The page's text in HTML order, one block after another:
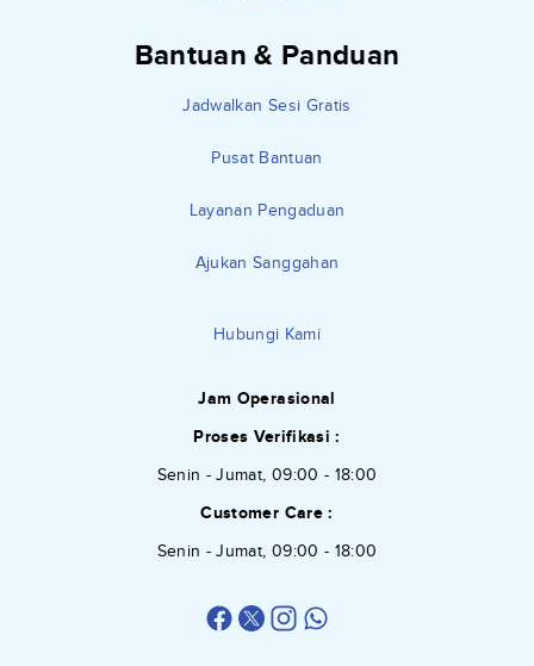
Bantuan & Panduan
Jadwalkan Sesi Gratis
Pusat Bantuan
Layanan Pengaduan
Ajukan Sanggahan
Hubungi Kami
Jam Operasional
Proses Verifikasi :
Senin - Jumat, 09:00 - 18:00
Customer Care :
Senin - Jumat, 09:00 - 18:00